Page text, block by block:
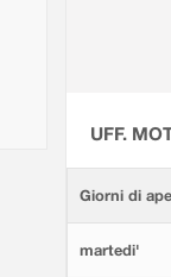
UFF.
Giorni di
martedi'